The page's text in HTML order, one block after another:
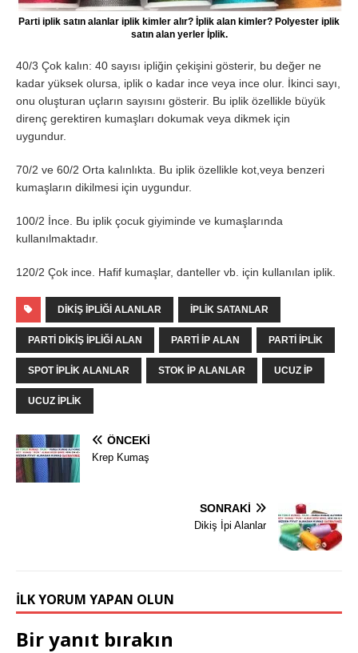
Parti iplik satın alanlar iplik kimler alır? İplik alan kimler? Polyester iplik
satın alan yerler İplik.
40/3 Çok kalın: 40 sayısı ipliğin çekişini gösterir, bu değer ne
kadar yüksek olursa, iplik o kadar ince veya ince olur. İkinci sayı,
onu oluşturan uçların sayısını gösterir. Bu iplik özellikle büyük
direnç gerektiren kumaşları dokumak veya dikmek için
uygundur.
70/2 ve 60/2 Orta kalınlıkta. Bu iplik özellikle kot,veya benzeri
kumaşların dikilmesi için uygundur.
100/2 İnce. Bu iplik çocuk giyiminde ve kumaşlarında
kullanılmaktadır.
120/2 Çok ince. Hafif kumaşlar, danteller vb. için kullanılan iplik.
DIKIŞ IPLIĞI ALANLAR IPLIK SATANLAR
PARTI DIKIŞ IPLIĞI ALAN PARTI IP ALAN PARTI IPLIK
SPOT IPLIK ALANLAR STOK IP ALANLAR UCUZ IP
UCUZ İPLIK
ÖNCEKI
Krep Kumaş
SONRAKI
Dikiş İpi Alanlar
İLK YORUM YAPAN OLUN
Bir yanıt bırakın